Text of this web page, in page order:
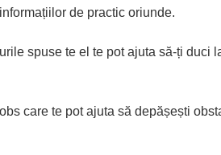
de practic oriunde.
spuse te el te pot ajuta să-ți duci
care te pot ajuta să depășești